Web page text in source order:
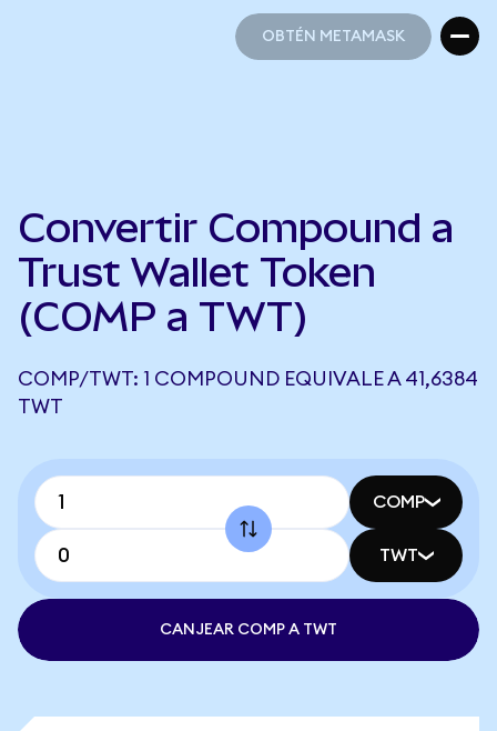
OBTÉN METAMASK
Convertir Compound a
Trust Wallet Token
(COMP a TWT)
COMP/TWT: 1 COMPOUND EQUIVALE A 41,6384
TWT
COMP
TWT
CANJEAR COMP A TWT